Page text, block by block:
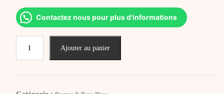
Contactez nous pour plus d'informations
Ajouter au panier